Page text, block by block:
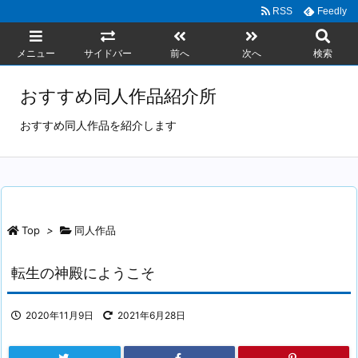
メニュー サイドバー 前へ 次へ 検索
RSS Feedly
おすすめ同人作品紹介所
おすすめ同人作品を紹介します
Top > 同人作品
転生の神殿にようこそ
2020年11月9日 2021年6月28日